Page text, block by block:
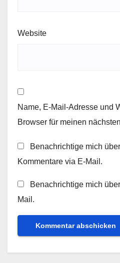
Website
Name, E-Mail-Adresse und
Browser für meinen
Benachrichtige mich
Kommentare via E-Mail.
Benachrichtige mich
Mail.